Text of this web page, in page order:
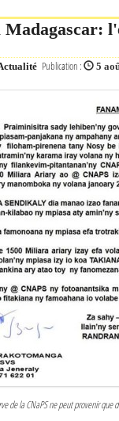
Publication : 5
de la CNaPS ne peut provenir que